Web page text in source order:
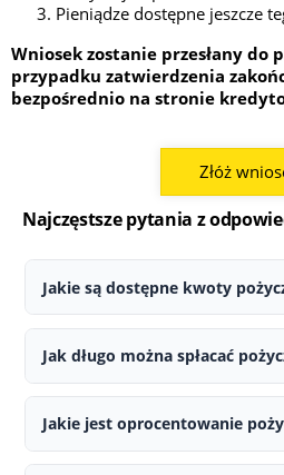
Pieniądze dostępne jeszcze
Wniosek zostanie przesłany do
przypadku zatwierdzenia
bezpośrednio na stronie
Złóż
Najczęstsze pytania z
Jakie są dostępne kwoty
W KREDTY można ubiegać się o
150 000 zł. W przypadku nowych
może być niższa.
Jak długo można spłacać
Okres spłaty wynosi od 12 do 42
zazwyczaj nie jest udzielana na
Jakie jest oprocentowanie
Na stronie KREDTY wskazano RRSO